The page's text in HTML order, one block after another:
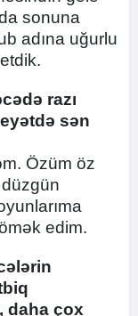
sonuna
adına uğurlu
razı
sən
Özüm öz
düzgün
edim.
daha çox